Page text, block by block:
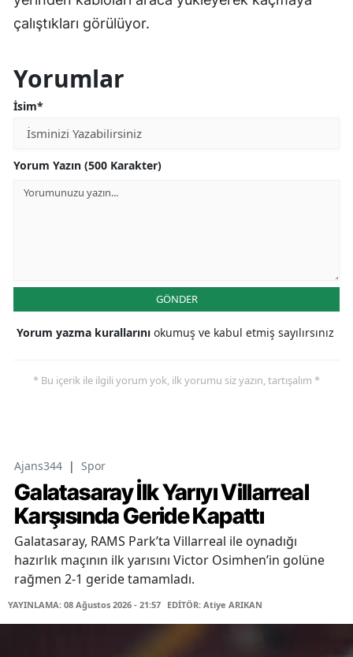
çalıştıkları görülüyor.
Yorumlar
İsim*
Yorum Yazın (500 Karakter)
GÖNDER
Yorum yazma kurallarını okumuş ve kabul etmiş sayılırsınız
* Bu içerik ile ilgili yorum yok, ilk yorumu siz yazın, tartışalım *
Ajans344 | Spor
Galatasaray İlk Yarıyı Villarreal
Karşısında Geride Kapattı
Galatasaray, RAMS Park’ta Villarreal ile oynadığı
hazırlık maçının ilk yarısını Victor Osimhen’in golüne
rağmen 2-1 geride tamamladı.
YAYINLAMA: 08 Ağustos 2026 - 21:57 EDİTÖR: Atiye ARIKAN